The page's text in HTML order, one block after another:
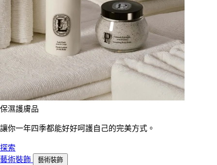
保濕護膚品
讓你一年四季都能好好呵護自己的完美方式。
探索
藝術裝飾
藝術裝飾